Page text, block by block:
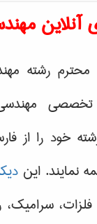
آنلاین
محترم رشته
خود را از
نمایند. این